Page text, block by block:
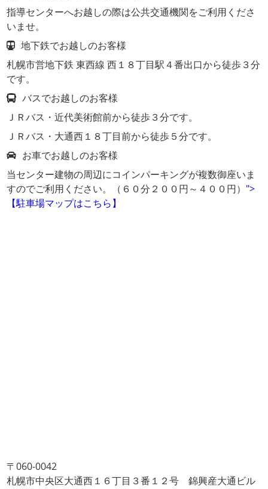
指導センターへお越しの際は公共交通機関をご利用くださ
いませ。
地下鉄でお越しのお客様
札幌市営地下鉄 東西線 西１８丁目駅４番出口から徒歩３分
です。
バスでお越しのお客様
ＪＲバス・近代美術館前から徒歩３分です。
ＪＲバス・大通西１８丁目前から徒歩５分です。
お車でお越しのお客様
当センター建物の周辺にコインパーキングが複数御座いま
すのでご利用ください。（６０分２００円～４００円） ">
【駐車場マップはこちら】
〒060-0042
札幌市中央区大通西１６丁目３番１２号 錦興産大通ビル